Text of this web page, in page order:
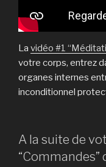
La vidéo #1
votre corps, entrez
organes internes
inconditionnel
A la suite de
“Commandes”